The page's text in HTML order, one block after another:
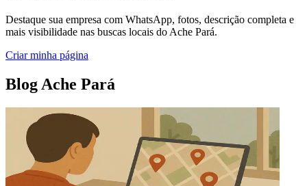
Destaque sua empresa com WhatsApp, fotos, descrição completa e
mais visibilidade nas buscas locais do Ache Pará.
Criar minha página
Blog Ache Pará